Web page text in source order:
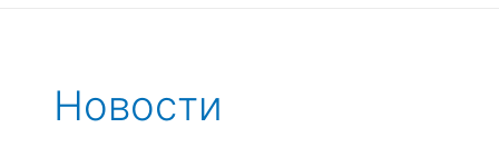
Новости